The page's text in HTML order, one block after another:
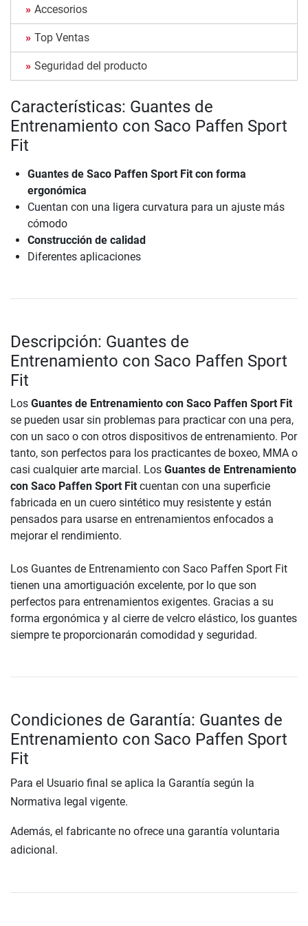
Accesorios
Top Ventas
Seguridad del producto
Características: Guantes de
Entrenamiento con Saco Paffen Sport
Fit
Guantes de Saco Paffen Sport Fit con forma
ergonómica
Cuentan con una ligera curvatura para un ajuste más
cómodo
Construcción de calidad
Diferentes aplicaciones
Descripción: Guantes de
Entrenamiento con Saco Paffen Sport
Fit
Los Guantes de Entrenamiento con Saco Paffen Sport Fit
se pueden usar sin problemas para practicar con una pera,
con un saco o con otros dispositivos de entrenamiento. Por
tanto, son perfectos para los practicantes de boxeo, MMA o
casi cualquier arte marcial. Los Guantes de Entrenamiento
con Saco Paffen Sport Fit cuentan con una superficie
fabricada en un cuero sintético muy resistente y están
pensados para usarse en entrenamientos enfocados a
mejorar el rendimiento.
Los Guantes de Entrenamiento con Saco Paffen Sport Fit
tienen una amortiguación excelente, por lo que son
perfectos para entrenamientos exigentes. Gracias a su
forma ergonómica y al cierre de velcro elástico, los guantes
siempre te proporcionarán comodidad y seguridad.
Condiciones de Garantía: Guantes de
Entrenamiento con Saco Paffen Sport
Fit
Para el Usuario final se aplica la Garantía según la
Normativa legal vigente.
Además, el fabricante no ofrece una garantía voluntaria
adicional.